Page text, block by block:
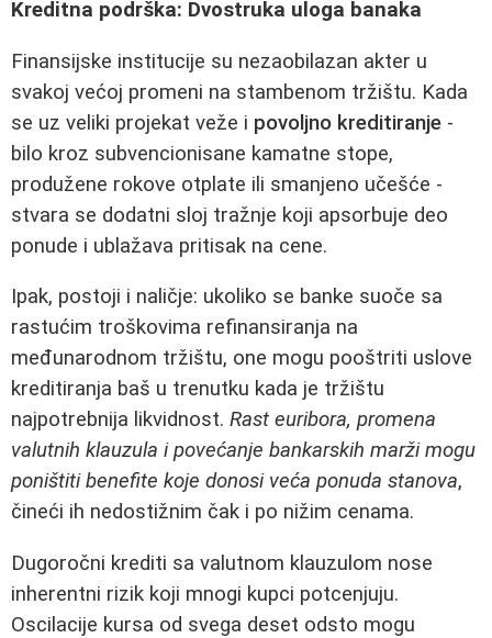
Kreditna podrška: Dvostruka uloga banaka
Finansijske institucije su nezaobilazan akter u
svakoj većoj promeni na stambenom tržištu. Kada
se uz veliki projekat veže i povoljno kreditiranje -
bilo kroz subvencionisane kamatne stope,
produžene rokove otplate ili smanjeno učešće -
stvara se dodatni sloj tražnje koji apsorbuje deo
ponude i ublažava pritisak na cene.
Ipak, postoji i naličje: ukoliko se banke suoče sa
rastućim troškovima refinansiranja na
međunarodnom tržištu, one mogu pooštriti uslove
kreditiranja baš u trenutku kada je tržištu
najpotrebnija likvidnost. Rast euribora, promena
valutnih klauzula i povećanje bankarskih marži mogu
poništiti benefite koje donosi veća ponuda stanova,
čineći ih nedostižnim čak i po nižim cenama.
Dugoročni krediti sa valutnom klauzulom nose
inherentni rizik koji mnogi kupci potcenjuju.
Oscilacije kursa od svega deset odsto mogu